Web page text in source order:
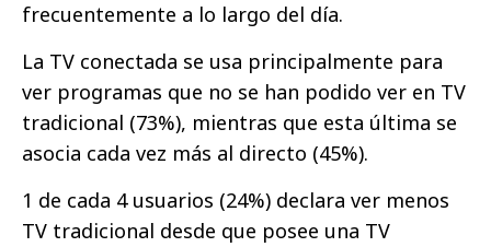
frecuentemente a lo largo del día.
La TV conectada se usa principalmente para
ver programas que no se han podido ver en TV
tradicional (73%), mientras que esta última se
asocia cada vez más al directo (45%).
1 de cada 4 usuarios (24%) declara ver menos
TV tradicional desde que posee una TV